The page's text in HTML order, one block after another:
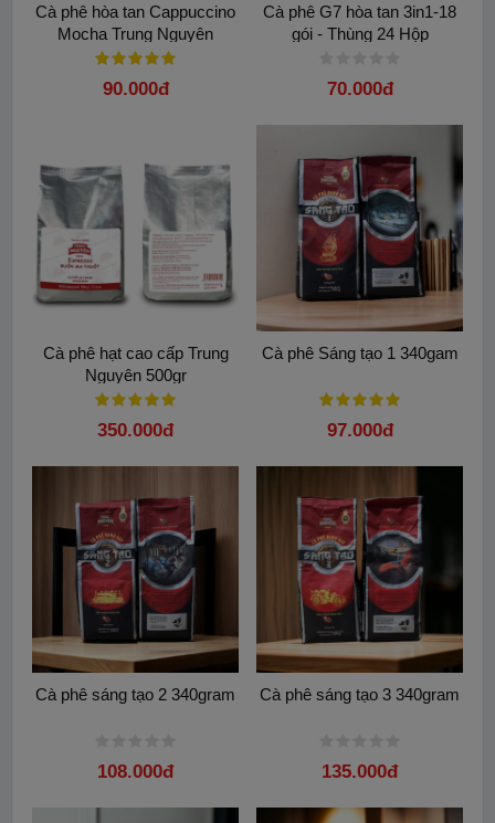
Cà phê hòa tan Cappuccino
Mocha Trung Nguyên
90.000đ
Cà phê G7 hòa tan 3in1-18
gói - Thùng 24 Hộp
70.000đ
Cà phê hạt cao cấp Trung
Nguyên 500gr
350.000đ
Cà phê Sáng tạo 1 340gam
97.000đ
Cà phê sáng tạo 2 340gram
108.000đ
Cà phê sáng tạo 3 340gram
135.000đ